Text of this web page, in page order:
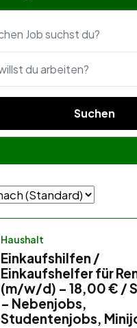
Suchen
Haushalt
Einkaufshilfen /
Einkaufshelfer für
(m/w/d) – 18,00 € /
– Nebenjobs,
Studentenjobs,